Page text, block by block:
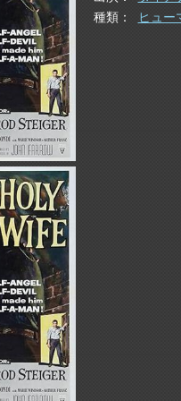
種類
ヒュー